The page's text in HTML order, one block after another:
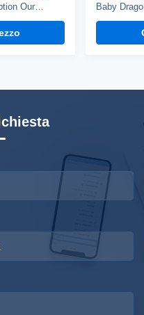
Our
can blink,
You can
skin is
Baby
dinosaur
open
choose